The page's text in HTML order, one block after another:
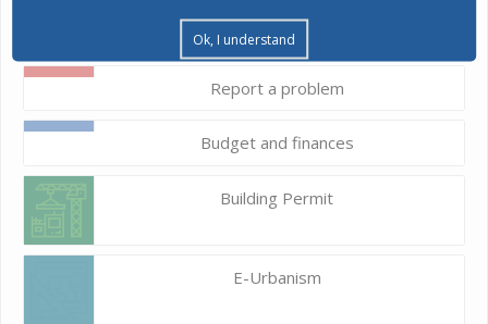
Ask the mayor
Report a problem
Budget and finances
Building Permit
E-Urbanism
Ok, I understand